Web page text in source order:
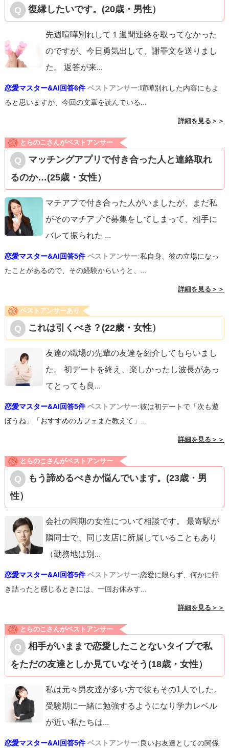
復縁したいです。(20歳・男性）
先週喧嘩別れして１週間連絡を取ってなかった
のですが、今日勇気出して、謝罪文を送りまし
た。 返答が来...
恋愛マスター&AI回答6件 ベストアンサー:喧嘩別れした内容にもよ
ると思いますが、今回の文章を読んでいる...
詳細を見る＞＞
とらのこさんがベストアンサー
マッチングアプリで付き合った人と連絡取れ
るのか…(25歳・女性）
マチアプで付き合った人がいましたが、まだ私
がそのマチアプで募集をしてしまって、相手に
バレて振られた ...
恋愛マスター&AI回答5件 ベストアンサー:私自身、彼の立場になっ
たことがあるので、その経験からいうと、...
詳細を見る＞＞
ベストアンサーあり
これは引くべき？(22歳・女性）
友達の職場の先輩の友達を紹介してもらいまし
た。 初デートを終え、楽しかったし波長があっ
てとっても良 ...
恋愛マスター&AI回答5件 ベストアンサー:彼は初デートで「次も遊
ぼうね」「おすすめのカフェまた教えて」...
詳細を見る＞＞
とらのこさんがベストアンサー
もう諦めるべきか悩んでいます。(23歳・男
性）
会社の同期の女性について相談です。 最寄駅が
隣同士で、同じ支店に所属していることもあり
（勤務地は別 ...
恋愛マスター&AI回答5件 ベストアンサー:恋愛に限らず、何かに行
き詰ったと感じるときには、一回お休みす...
詳細を見る＞＞
とらのこさんがベストアンサー
相手がいままで恋愛したことないタイプで私
をただの友達としか見ていなそう(18歳・女性）
私は元々男友達が多い方で彼もその1人でした。
受験期に一緒に勉強するようになり学力レベル
が近い私たちは...
恋愛マスター&AI回答5件 ベストアンサー:良いお友達としての関係